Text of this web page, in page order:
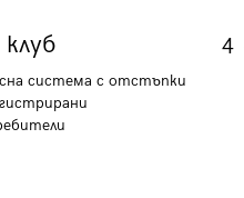
система с отстъпки
4